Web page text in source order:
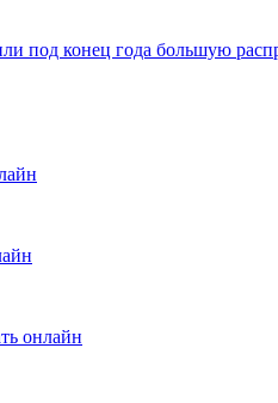
под конец года большую
онлайн